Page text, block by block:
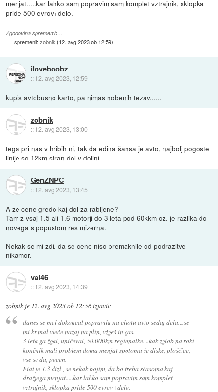
menjat.....kar lahko sam popravim sam komplet vztrajnik, sklopka
pride 500 evrov+delo.
Zgodovina sprememb…
spremenil:zobnik(12. avg 2023 ob 12:59)
iloveboobz
:: 12. avg 2023, 12:59
kupis avtobusno karto, pa nimas nobenih tezav......
zobnik
:: 12. avg 2023, 13:00
tega pri nas v hribih ni, tak da edina šansa je avto, najbolj pogoste
linije so 12km stran dol v dolini.
GenZNPC
:: 12. avg 2023, 13:45
A ze cene gredo kaj dol za rabljene?
Tam z vsaj 1.5 ali 1.6 motorji do 3 leta pod 60kkm oz. je razlika do
novega s popustom res mizerna.
Nekak se mi zdi, da se cene niso premaknile od podrazitve
nikamor.
val46
:: 12. avg 2023, 14:39
zobnik je 12. avg 2023 ob 12:56izjavil:
danes še mal dokončal popravila na cliotu avto sedaj dela....se
mi kr mal vleče nazaj na plin, vžgeš in gas.
3 leta ga žgal, uničeval, 50.000km regionalke....kak zglob na roki
končnik mali problem doma menjat spotoma še diske, ploščice,
vse se da, pocen.
Fiat je 1.3 dizl , se nekak bojim, da bo treba sčasoma kaj
dražjega menjat.....kar lahko sam popravim sam komplet
vztrajnik, sklopka pride 500 evrov+delo.